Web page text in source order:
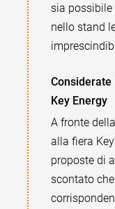
sia possibile
nello stand
Key Energy
A fronte
alla fiera
proposte di
scontato